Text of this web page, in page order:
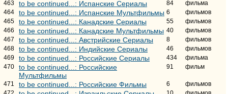
463
to be continued...: Испанские Сериалы 84
фильма
464
to be continued...: Испанские Мультфильмы 6
фильмов
465
to be continued...: Канадские Сериалы 55
фильмов
466
to be continued...: Канадские Мультфильмы 40
фильмов
467
to be continued...: Австрийские Сериалы 8
фильмов
468
to be continued...: Индийские Сериалы 46
фильмов
469
to be continued...: Российские Сериалы 434
фильма
470
to be continued...: Российские
Мультфильмы
91 фильм
471 to be continued...: Российские Фильмы 6
фильмов